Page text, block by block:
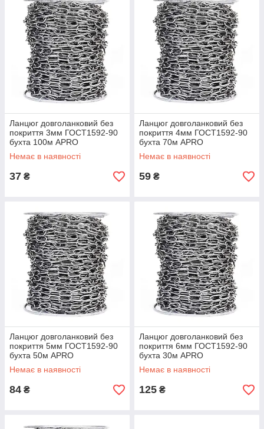
Ланцюг довголанковий без
покриття 3мм ГОСТ1592-90
бухта 100м APRO
Немає в наявності
37 ₴
Ланцюг довголанковий без
покриття 4мм ГОСТ1592-90
бухта 70м APRO
Немає в наявності
59 ₴
Ланцюг довголанковий без
покриття 5мм ГОСТ1592-90
бухта 50м APRO
Немає в наявності
84 ₴
Ланцюг довголанковий без
покриття 6мм ГОСТ1592-90
бухта 30м APRO
Немає в наявності
125 ₴